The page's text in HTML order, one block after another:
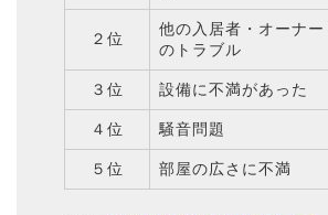
２位
他の入居者・オーナー
のトラブル
３位 設備に不満があった
４位 騒音問題
５位 部屋の広さに不満